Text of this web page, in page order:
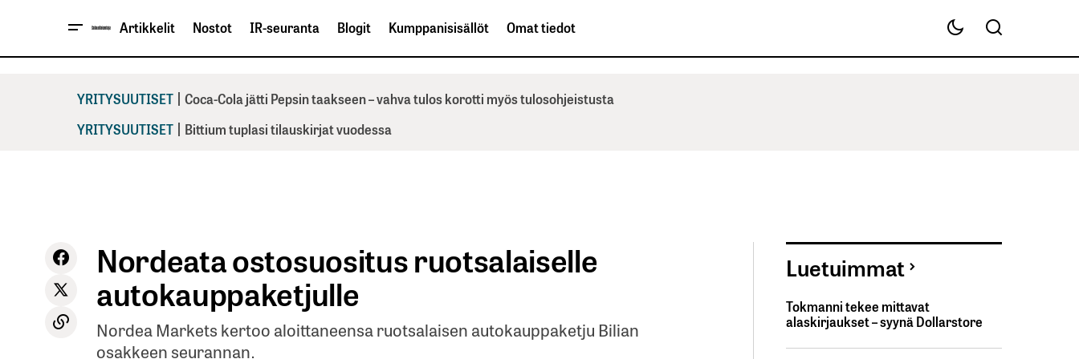
Artikkelit Nostot IR-seuranta Blogit Kumppanisisällöt Omat tiedot
YRITYSUUTISET | Coca-Cola jätti Pepsin taakseen – vahva tulos korotti myös tulosohjeistusta
YRITYSUUTISET | Bittium tuplasi tilauskirjat vuodessa
Nordeata ostosuositus ruotsalaiselle
autokauppaketjulle
Nordea Markets kertoo aloittaneensa ruotsalaisen autokauppaketju Bilian
osakkeen seurannan.
Luetuimmat
Tokmanni tekee mittavat
alaskirjaukset – syynä Dollarstore